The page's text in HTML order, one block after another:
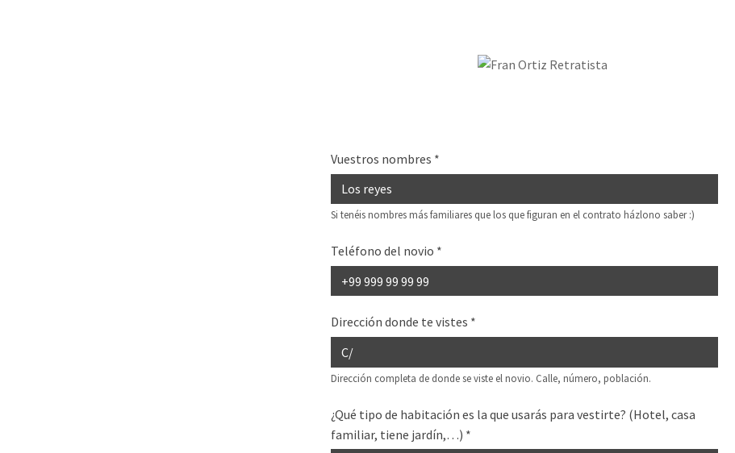
Vuestros nombres *
Si tenéis nombres más familiares que los que figuran en el contrato házlono saber :)
Teléfono del novio *
Dirección donde te vistes *
Dirección completa de donde se viste el novio. Calle, número, población.
¿Qué tipo de habitación es la que usarás para vestirte? (Hotel, casa
familiar, tiene jardín,…) *